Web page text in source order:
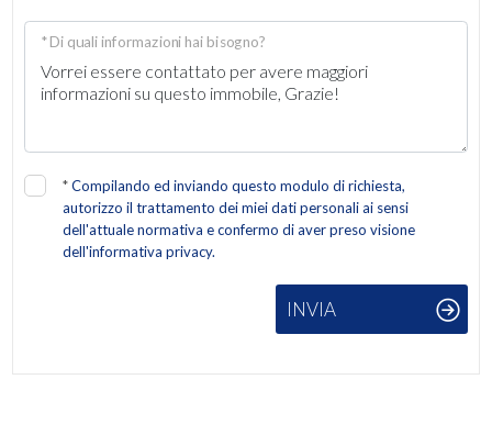
* Di quali informazioni hai bisogno?
*Compilando ed inviando questo modulo di richiesta,
autorizzo il trattamento dei miei dati personali ai sensi
dell'attuale normativa e confermo di aver preso visione
dell'informativa privacy.
INVIA